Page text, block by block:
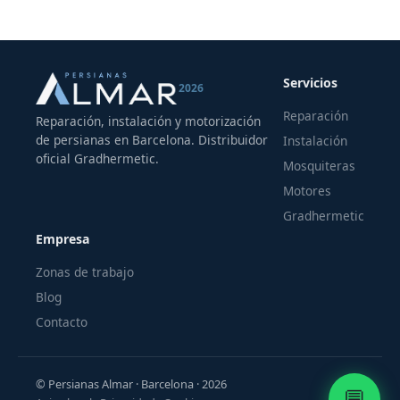
2026
Reparación, instalación y motorización
de persianas en Barcelona. Distribuidor
oficial Gradhermetic.
Servicios
Reparación
Instalación
Mosquiteras
Motores
Gradhermetic
Empresa
Zonas de trabajo
Blog
Contacto
© Persianas Almar · Barcelona · 2026